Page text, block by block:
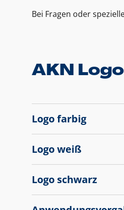
Bei Fragen oder
AKN Logo
Logo farbig
Logo weiß
Logo schwarz